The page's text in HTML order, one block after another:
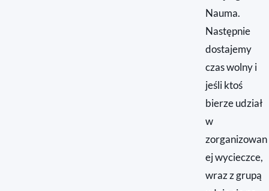
Nauma.
Następnie
dostajemy
czas wolny i
jeśli ktoś
bierze udział
w
zorganizowan
ej wycieczce,
wraz z grupą